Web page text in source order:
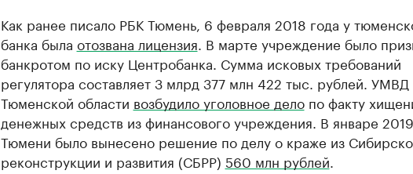
Как ранее писало РБК Тюмень, 6 февраля 2018 года у
банка была отозвана лицензия . В марте учреждение было
банкротом по иску Центробанка. Сумма исковых требований
регулятора составляет 3 млрд 377 млн 422 тыс. рублей. УМВД
Тюменской области возбудило уголовное делопо факту
денежных средств из финансового учреждения. В январе
Тюмени было вынесено решение по делу о краже из
реконструкции и развития (СБРР) 560 млн рублей